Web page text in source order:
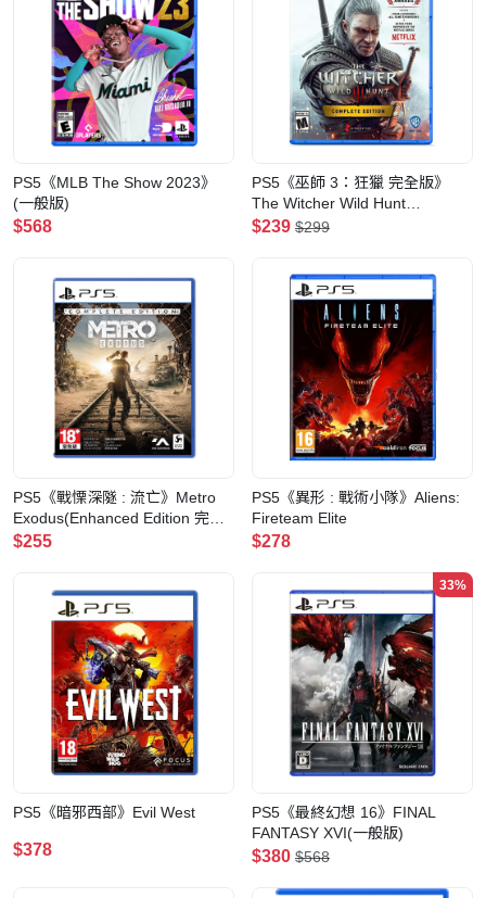
PS5《MLB The Show 2023》
(一般版)
$568
PS5《巫師 3：狂獵 完全版》
The Witcher Wild Hunt
Complete Edition(一般版)
$239 $299
PS5《戰慄深隧 : 流亡》Metro
Exodus(Enhanced Edition 完全
版)
$255
PS5《異形 : 戰術小隊》Aliens:
Fireteam Elite
$278
PS5《暗邪西部》Evil West
$378
33%
PS5《最終幻想 16》FINAL
FANTASY XVI(一般版)
$380 $568